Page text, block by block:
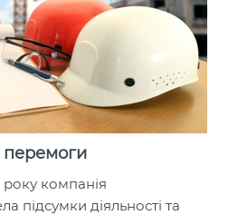
перемоги
компанія
підсумки діяльності та